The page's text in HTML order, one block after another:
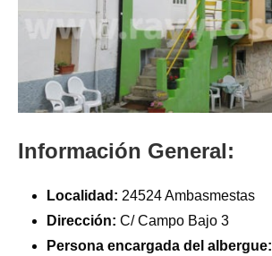
Información General:
Localidad: 24524 Ambasmestas
Dirección: C/ Campo Bajo 3
Persona encargada del albergue: